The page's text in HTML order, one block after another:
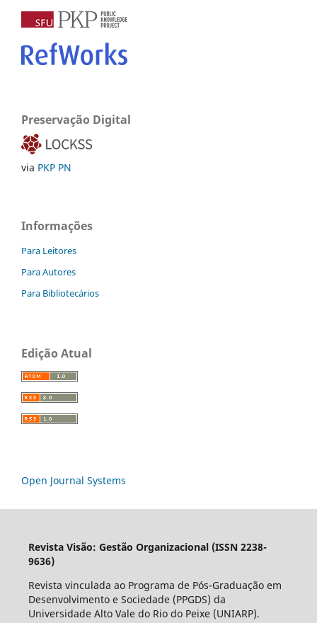
Preservação Digital
via PKP PN
Informações
Para Leitores
Para Autores
Para Bibliotecários
Edição Atual
Open Journal Systems
Revista Visão: Gestão Organizacional (ISSN 2238-
9636)
Revista vinculada ao Programa de Pós-Graduação em
Desenvolvimento e Sociedade (PPGDS) da
Universidade Alto Vale do Rio do Peixe (UNIARP).